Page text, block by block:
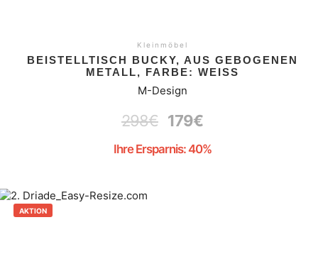
Kleinmöbel
BEISTELLTISCH BUCKY, AUS GEBOGENEN
METALL, FARBE: WEISS
M-Design
298€ 179€
Ihre Ersparnis: 40%
AKTION